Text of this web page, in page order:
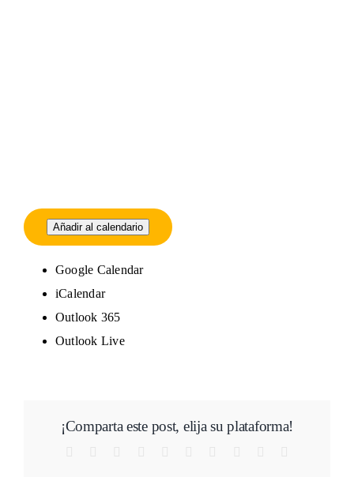
Añadir al calendario
Google Calendar
iCalendar
Outlook 365
Outlook Live
¡Comparta este post, elija su plataforma!